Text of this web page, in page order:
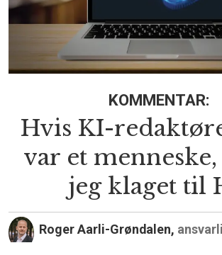
KOMMENTAR:
Hvis KI-
var et
jeg klaget til
Roger Aarli-Grøndalen,